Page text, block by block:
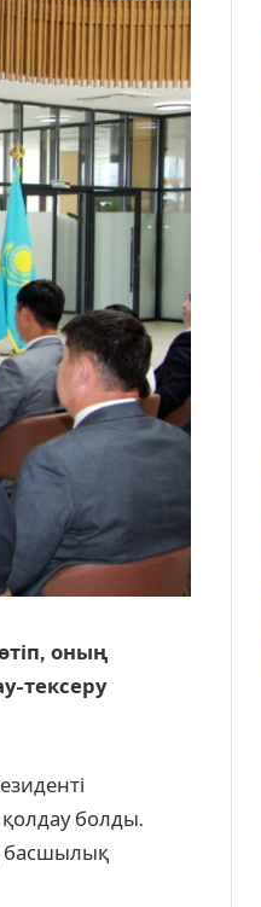
оның
тексеру
болды.
басшылық